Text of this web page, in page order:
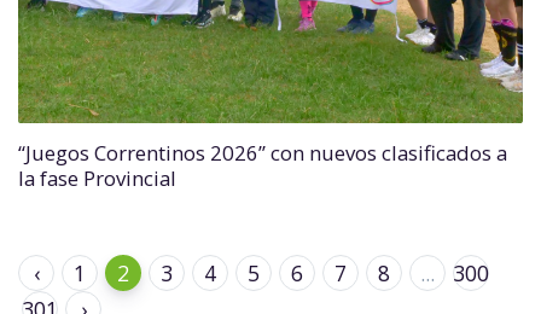
“Juegos Correntinos 2026” con nuevos clasificados a
la fase Provincial
‹ 1 2 3 4 5 6 7 8 ...
300